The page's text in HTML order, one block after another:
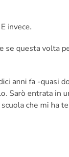
invece.
questa volta
anni fa -quasi
Sarò entrata
che mi ha